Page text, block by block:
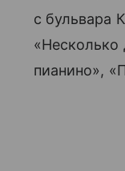
с бульвара
«Несколько
пианино»,